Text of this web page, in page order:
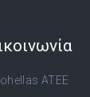
ATEE